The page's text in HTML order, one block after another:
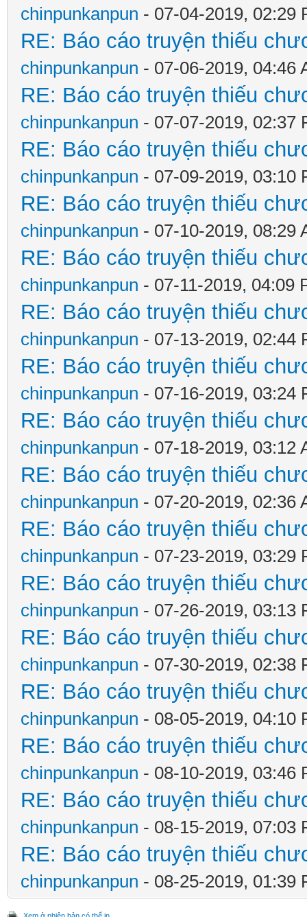
chinpunkanpun - 07-04-2019, 02:29
RE: Báo cáo truyện thiếu
chinpunkanpun - 07-06-2019, 04:46
RE: Báo cáo truyện thiếu
chinpunkanpun - 07-07-2019, 02:37
RE: Báo cáo truyện thiếu
chinpunkanpun - 07-09-2019, 03:10
RE: Báo cáo truyện thiếu
chinpunkanpun - 07-10-2019, 08:29
RE: Báo cáo truyện thiếu
chinpunkanpun - 07-11-2019, 04:09
RE: Báo cáo truyện thiếu
chinpunkanpun - 07-13-2019, 02:44
RE: Báo cáo truyện thiếu
chinpunkanpun - 07-16-2019, 03:24
RE: Báo cáo truyện thiếu
chinpunkanpun - 07-18-2019, 03:12
RE: Báo cáo truyện thiếu
chinpunkanpun - 07-20-2019, 02:36
RE: Báo cáo truyện thiếu
chinpunkanpun - 07-23-2019, 03:29
RE: Báo cáo truyện thiếu
chinpunkanpun - 07-26-2019, 03:13
RE: Báo cáo truyện thiếu
chinpunkanpun - 07-30-2019, 02:38
RE: Báo cáo truyện thiếu
chinpunkanpun - 08-05-2019, 04:10
RE: Báo cáo truyện thiếu
chinpunkanpun - 08-10-2019, 03:46
RE: Báo cáo truyện thiếu
chinpunkanpun - 08-15-2019, 07:03
RE: Báo cáo truyện thiếu
chinpunkanpun - 08-25-2019, 01:39